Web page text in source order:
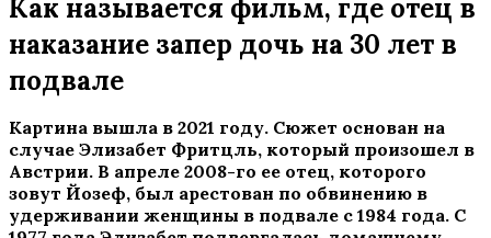
Как называется фильм, где отец в
наказание запер дочь на 30 лет в
подвале
Картина вышла в 2021 году. Сюжет основан на
случае Элизабет Фритцль, который произошел в
Австрии. В апреле 2008-го ее отец, которого
зовут Йозеф, был арестован по обвинению в
удерживании женщины в подвале с 1984 года. С